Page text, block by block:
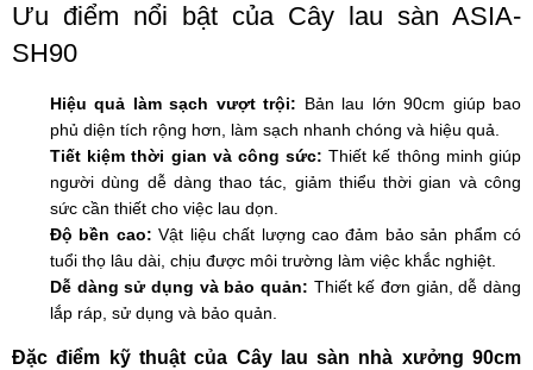
Ưu điểm nổi bật của Cây lau sàn ASIA-
SH90
Hiệu quả làm sạch vượt trội: Bản lau lớn 90cm giúp bao
phủ diện tích rộng hơn, làm sạch nhanh chóng và hiệu quả.
Tiết kiệm thời gian và công sức: Thiết kế thông minh giúp
người dùng dễ dàng thao tác, giảm thiểu thời gian và công
sức cần thiết cho việc lau dọn.
Độ bền cao: Vật liệu chất lượng cao đảm bảo sản phẩm có
tuổi thọ lâu dài, chịu được môi trường làm việc khắc nghiệt.
Dễ dàng sử dụng và bảo quản: Thiết kế đơn giản, dễ dàng
lắp ráp, sử dụng và bảo quản.
Đặc điểm kỹ thuật của Cây lau sàn nhà xưởng 90cm